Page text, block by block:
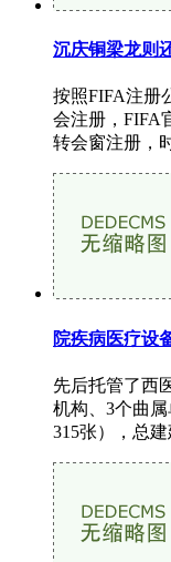
沉庆铜梁龙则
按照FIFA注册
会注册，FIFA
转会窗注册，
院疾病医疗设
先后托管了西
机构、3个曲
315张），总